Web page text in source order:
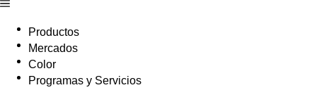
Productos
Mercados
Color
Programas y Servicios